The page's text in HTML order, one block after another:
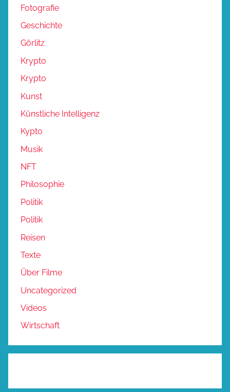
Fotografie
Geschichte
Görlitz
Krypto
Krypto
Kunst
Künstliche Intelligenz
Kypto
Musik
NFT
Philosophie
Politik
Politik
Reisen
Texte
Über Filme
Uncategorized
Videos
Wirtschaft